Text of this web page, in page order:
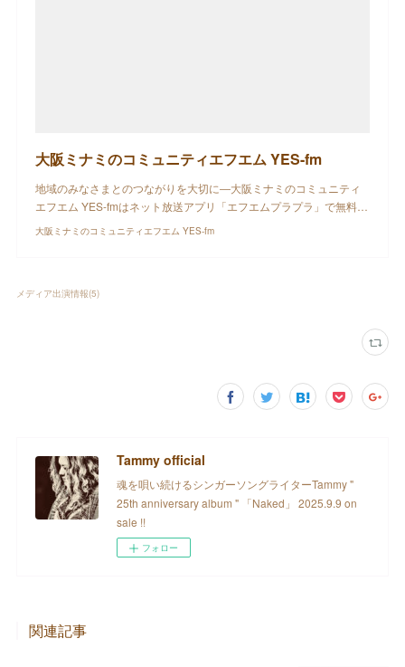
大阪ミナミのコミュニティエフエム YES-fm
地域のみなさまとのつながりを大切に―大阪ミナミのコミュニティ
エフエム YES-fmはネット放送アプリ「エフエムプラプラ」で無料…
大阪ミナミのコミュニティエフエム YES-fm
メディア出演情報(5)
Tammy official
魂を唄い続けるシンガーソングライターTammy "
25th anniversary album " 「Naked」 2025.9.9 on
sale !!
フォロー
関連記事